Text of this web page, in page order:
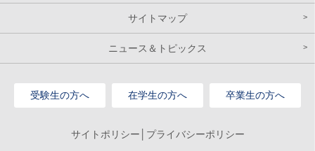
サイトマップ
ニュース＆トピックス
受験生の方へ 在学生の方へ 卒業生の方へ
サイトポリシー│プライバシーポリシー